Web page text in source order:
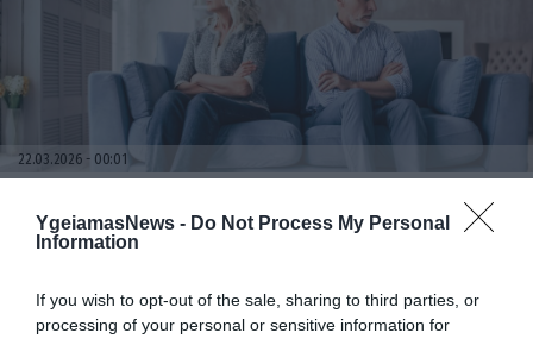
YgeiamasNews - Do Not Process My Personal
Information
If you wish to opt-out of the sale, sharing to third parties, or
processing of your personal or sensitive information for
22.03.2026 00:01
Γιατί χωρίζουν τα ζευγάρια μετά από 30 ή
50 χρόνια γάμου; – Τι είναι τα «γκρι
διαζύγια»